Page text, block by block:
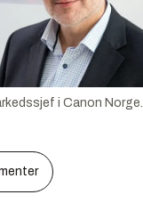
i Canon Norge.